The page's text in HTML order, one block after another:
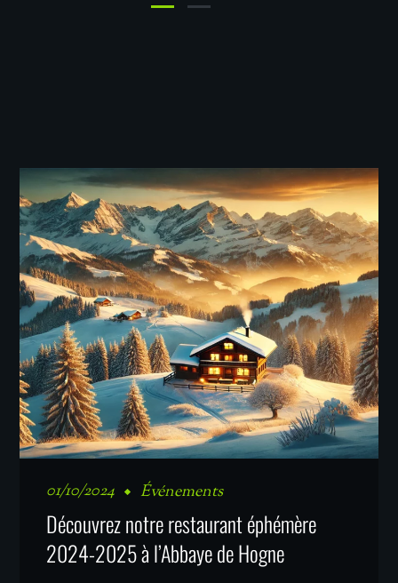
01/10/2024 Événements
Découvrez notre restaurant éphémère
2024-2025 à l’Abbaye de Hogne